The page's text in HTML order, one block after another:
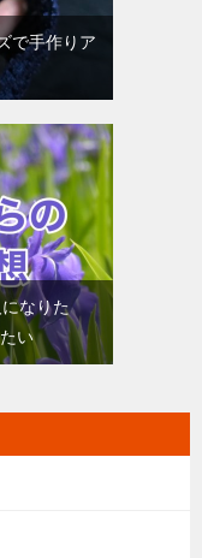
で手作りア
なりた
い